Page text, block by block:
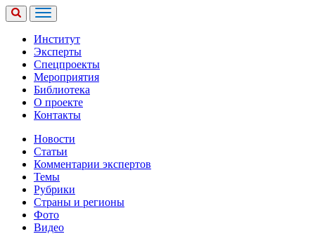
Институт
Эксперты
Спецпроекты
Мероприятия
Библиотека
О проекте
Контакты
Новости
Статьи
Комментарии экспертов
Темы
Рубрики
Страны и регионы
Фото
Видео